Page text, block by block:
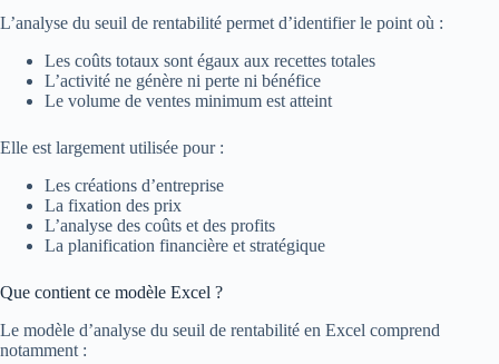
L’analyse du seuil de rentabilité permet d’identifier le point où :
Les coûts totaux sont égaux aux recettes totales
L’activité ne génère ni perte ni bénéfice
Le volume de ventes minimum est atteint
Elle est largement utilisée pour :
Les créations d’entreprise
La fixation des prix
L’analyse des coûts et des profits
La planification financière et stratégique
Que contient ce modèle Excel ?
Le modèle d’analyse du seuil de rentabilité en Excel comprend
notamment :